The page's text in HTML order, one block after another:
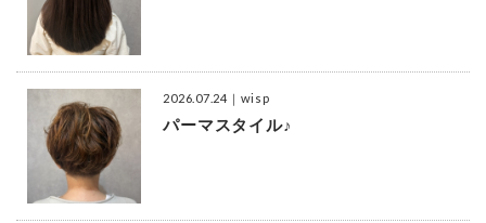
2026.07.24 ｜wisp
パーマスタイル♪